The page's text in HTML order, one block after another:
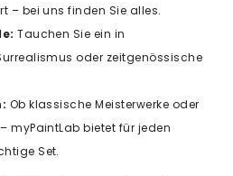
– bei uns finden Sie alles.
Tauchen Sie ein in
oder zeitgenössische
Ob klassische Meisterwerke oder
myPaintLab bietet für jeden
Set.